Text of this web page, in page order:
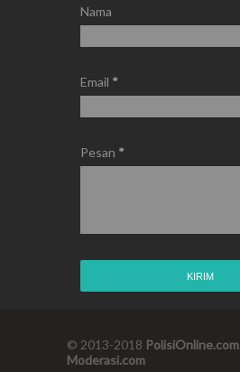
Nama
Email *
Pesan *
© 2013-2018 PolisiOnline.com
Moderasi.com